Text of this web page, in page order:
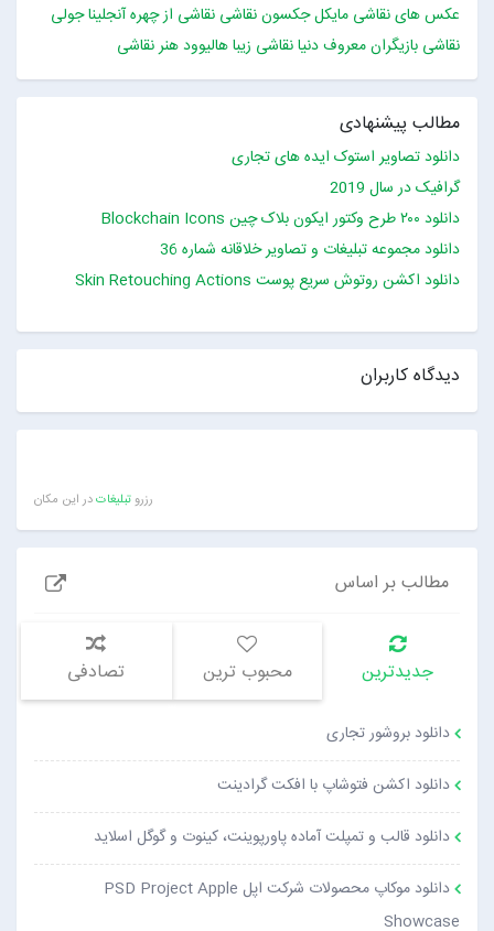
عکس های نقاشی مایکل جکسوننقاشی نقاشی از چهره آنجلینا جولی
نقاشی بازیگران معروف دنیانقاشی زیباهالیوودهنر نقاشی
مطالب پیشنهادی
دانلود تصاویر استوک ایده های تجاری
گرافیک در سال 2019
دانلود ۲۰۰ طرح وکتور ایکون بلاک چین Blockchain Icons
دانلود مجموعه تبلیغات و تصاویر خلاقانه شماره 36
دانلود اکشن روتوش سریع پوست Skin Retouching Actions
دیدگاه کاربران
رزروتبلیغاتدر این مکان
مطالب بر اساس
جدیدترین محبوب ترین تصادفی
دانلود بروشور تجاری
دانلود اکشن فتوشاپ با افکت گرادینت
دانلود قالب و تمپلت آماده پاورپوینت، کینوت و گوگل اسلاید
دانلود موکاپ محصولات شرکت اپل PSD Project Apple
Showcase